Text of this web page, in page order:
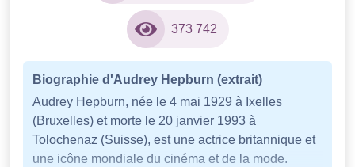
373 742
Biographie d'Audrey Hepburn (extrait)
Audrey Hepburn, née le 4 mai 1929 à Ixelles
(Bruxelles) et morte le 20 janvier 1993 à
Tolochenaz (Suisse), est une actrice britannique et
une icône mondiale du cinéma et de la mode.